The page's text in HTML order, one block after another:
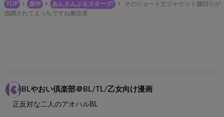
TOP 原作 あんさんぶるスターズ!
そのショート丈ジャケット腰回りが
強調されてえっちですね奏汰君
BLやおい倶楽部＠BL/TL/乙女向け漫画
正反対な二人のアオハルBL